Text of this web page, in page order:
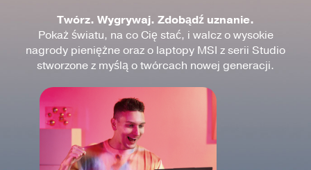
Twórz. Wygrywaj. Zdobądź uznanie.
Pokaż światu, na co Cię stać, i walcz o wysokie
nagrody pieniężne oraz o laptopy MSI z serii Studio
stworzone z myślą o twórcach nowej generacji.